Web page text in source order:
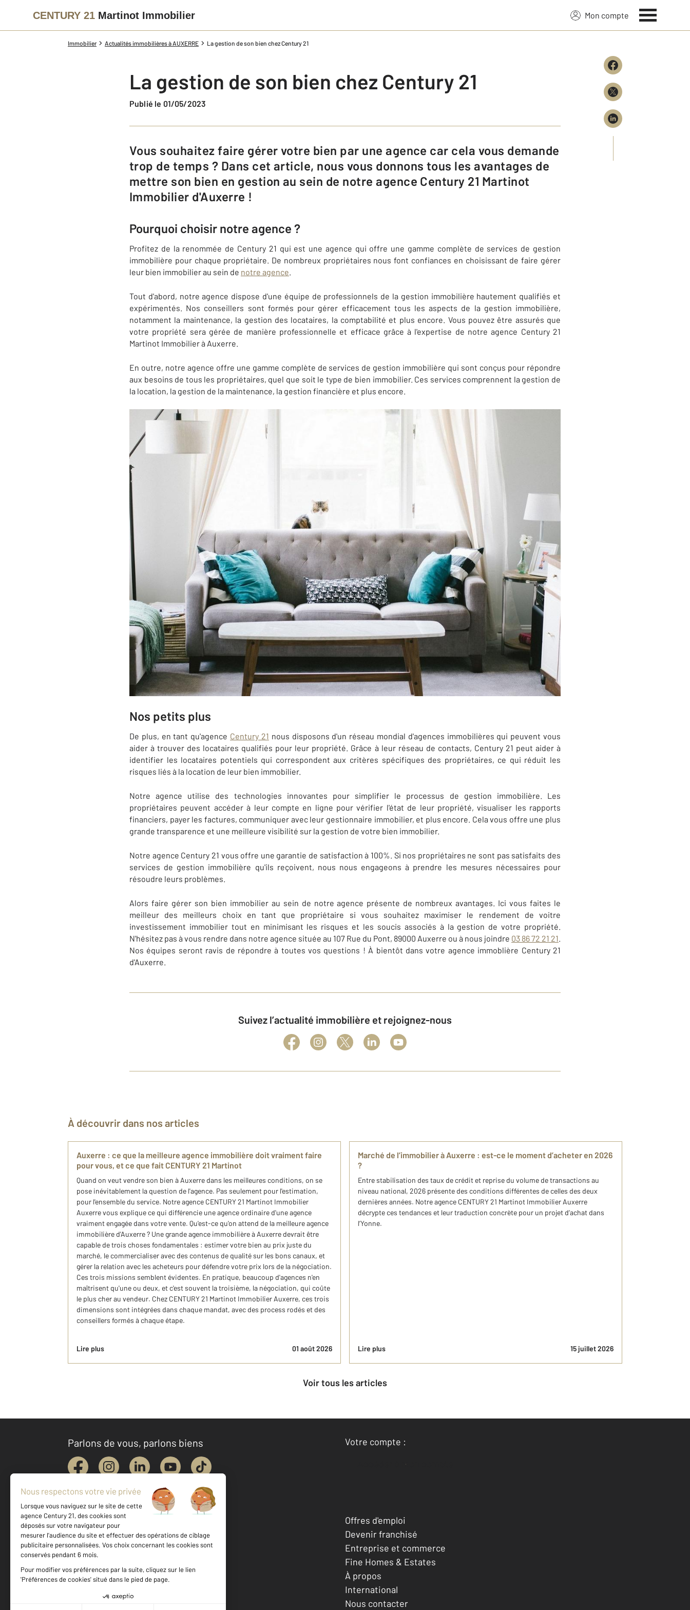
CENTURY 21 Martinot Immobilier Mon compte
Immobilier Actualités immobilières à AUXERRE La gestion de son bien chez Century 21
La gestion de son bien chez Century 21
Publié le 01/05/2023
Vous souhaitez faire gérer votre bien par une agence car cela vous demande
trop de temps ? Dans cet article, nous vous donnons tous les avantages de
mettre son bien en gestion au sein de notre agence Century 21 Martinot
Immobilier d'Auxerre !
Pourquoi choisir notre agence ?
Profitez de la renommée de Century 21 qui est une agence qui offre une gamme complète de services de gestion
immobilière pour chaque propriétaire. De nombreux propriétaires nous font confiances en choisissant de faire gérer
leur bien immobilier au sein de notre agence.
Tout d'abord, notre agence dispose d'une équipe de professionnels de la gestion immobilière hautement qualifiés et
expérimentés. Nos conseillers sont formés pour gérer efficacement tous les aspects de la gestion immobilière,
notamment la maintenance, la gestion des locataires, la comptabilité et plus encore. Vous pouvez être assurés que
votre propriété sera gérée de manière professionnelle et efficace grâce à l'expertise de notre agence Century 21
Martinot Immobilier à Auxerre.
En outre, notre agence offre une gamme complète de services de gestion immobilière qui sont conçus pour répondre
aux besoins de tous les propriétaires, quel que soit le type de bien immobilier. Ces services comprennent la gestion de
la location, la gestion de la maintenance, la gestion financière et plus encore.
Nos petits plus
De plus, en tant qu'agence Century 21 nous disposons d'un réseau mondial d'agences immobilières qui peuvent vous
aider à trouver des locataires qualifiés pour leur propriété. Grâce à leur réseau de contacts, Century 21 peut aider à
identifier les locataires potentiels qui correspondent aux critères spécifiques des propriétaires, ce qui réduit les
risques liés à la location de leur bien immobilier.
Notre agence utilise des technologies innovantes pour simplifier le processus de gestion immobilière. Les
propriétaires peuvent accéder à leur compte en ligne pour vérifier l'état de leur propriété, visualiser les rapports
financiers, payer les factures, communiquer avec leur gestionnaire immobilier, et plus encore. Cela vous offre une plus
grande transparence et une meilleure visibilité sur la gestion de votre bien immobilier.
Notre agence Century 21 vous offre une garantie de satisfaction à 100%. Si nos propriétaires ne sont pas satisfaits des
services de gestion immobilière qu'ils reçoivent, nous nous engageons à prendre les mesures nécessaires pour
résoudre leurs problèmes.
Alors faire gérer son bien immobilier au sein de notre agence présente de nombreux avantages. Ici vous faites le
meilleur des meilleurs choix en tant que propriétaire si vous souhaitez maximiser le rendement de voitre
investissement immobilier tout en minimisant les risques et les soucis associés à la gestion de votre propriété.
N'hésitez pas à vous rendre dans notre agence située au 107 Rue du Pont, 89000 Auxerre ou à nous joindre 03 86 72 21 21 .
Nos équipes seront ravis de répondre à toutes vos questions ! À bientôt dans votre agence immoblière Century 21
d'Auxerre.
Suivez l’actualité immobilière et rejoignez-nous
À découvrir dans nos articles
Auxerre : ce que la meilleure agence immobilière doit vraiment faire
pour vous, et ce que fait CENTURY 21 Martinot
Quand on veut vendre son bien à Auxerre dans les meilleures conditions, on se
pose inévitablement la question de l'agence. Pas seulement pour l'estimation,
pour l'ensemble du service. Notre agence CENTURY 21 Martinot Immobilier
Auxerre vous explique ce qui différencie une agence ordinaire d'une agence
vraiment engagée dans votre vente. Qu'est-ce qu'on attend de la meilleure agence
immobilière d'Auxerre ? Une grande agence immobilière à Auxerre devrait être
capable de trois choses fondamentales : estimer votre bien au prix juste du
marché, le commercialiser avec des contenus de qualité sur les bons canaux, et
gérer la relation avec les acheteurs pour défendre votre prix lors de la négociation.
Ces trois missions semblent évidentes. En pratique, beaucoup d'agences n'en
maîtrisent qu'une ou deux, et c'est souvent la troisième, la négociation, qui coûte
le plus cher au vendeur. Chez CENTURY 21 Martinot Immobilier Auxerre, ces trois
dimensions sont intégrées dans chaque mandat, avec des process rodés et des
conseillers formés à chaque étape.
Lire plus 01 août 2026
Marché de l’immobilier à Auxerre : est-ce le moment d’acheter en 2026
?
Entre stabilisation des taux de crédit et reprise du volume de transactions au
niveau national, 2026 présente des conditions différentes de celles des deux
dernières années. Notre agence CENTURY 21 Martinot Immobilier Auxerre
décrypte ces tendances et leur traduction concrète pour un projet d’achat dans
l’Yonne.
Lire plus 15 juillet 2026
Voir tous les articles
Parlons de vous, parlons biens
Votre compte :
Accéder à mon compte
Votre agence est notée
Achat
Location
Offres d'emploi
Devenir franchisé
Entreprise et commerce
Fine Homes & Estates
À propos
International
Nous contacter